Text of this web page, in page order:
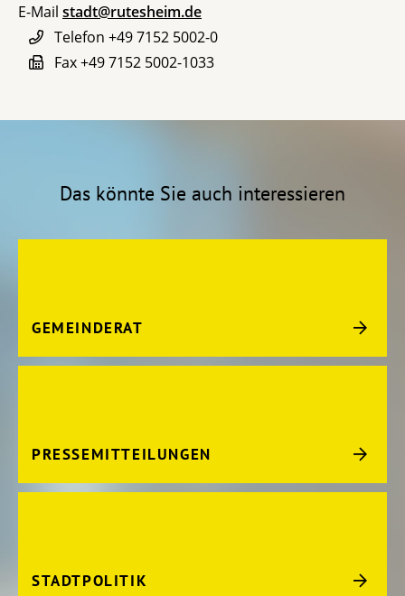
E-Mail stadt@rutesheim.de
Telefon +49 7152 5002-0
Fax+49 7152 5002-1033
Das könnte Sie auch interessieren
GEMEINDERAT
PRESSEMITTEILUNGEN
STADTPOLITIK